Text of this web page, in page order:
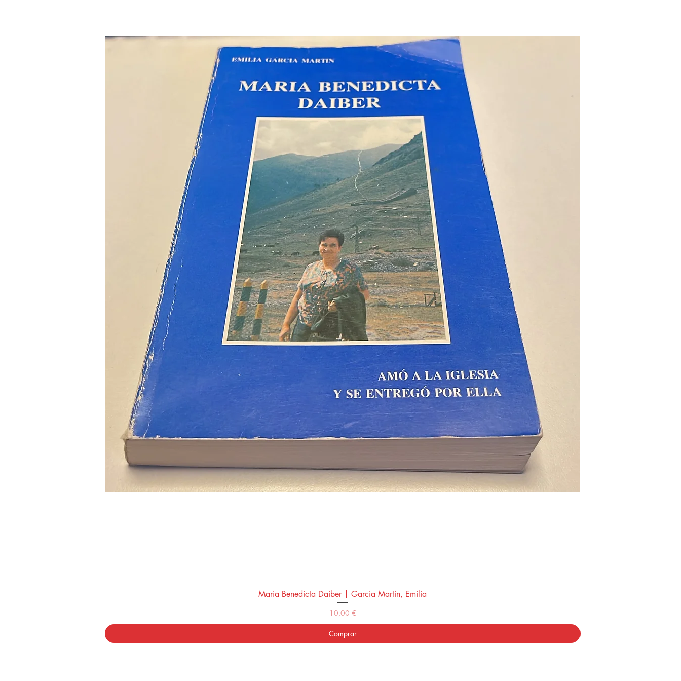
Vista rápida
Maria Benedicta Daiber | Garcia Martin, Emilia
Precio
10,00 €
Comprar